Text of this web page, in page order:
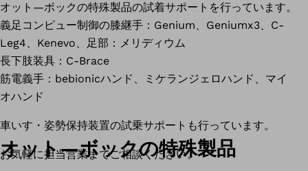
オット―ボックの特殊製品の試着サポートを行っています。
義足コンピュー制御の膝継手：Genium、Geniumx3、C-
Leg4、Kenevo、足部：メリディウム
長下肢装具：C-Brace
筋電義手：bebionicハンド、ミケランジェロハンド、マイ
オハンド
車いす・姿勢保持装置の試乗サポートも行っています。
お気軽に担当営業までご相談ください。
オット―ボックの特殊製品